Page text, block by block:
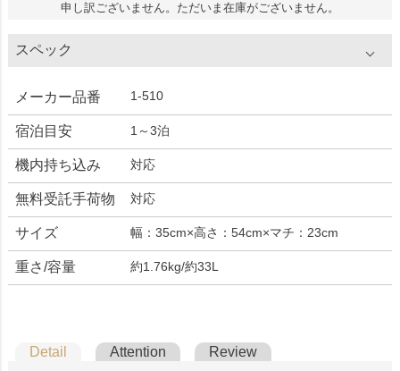
申し訳ございません。ただいま在庫がございません。
スペック
メーカー品番 1-510
宿泊目安 1～3泊
機内持ち込み 対応
無料受託手荷物 対応
サイズ 幅：35cm×高さ：54cm×マチ：23cm
重さ/容量 約1.76kg/約33L
Detail Attention Review